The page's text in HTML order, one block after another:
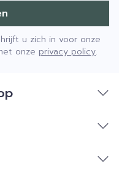
u zich in voor onze
onze privacy policy.